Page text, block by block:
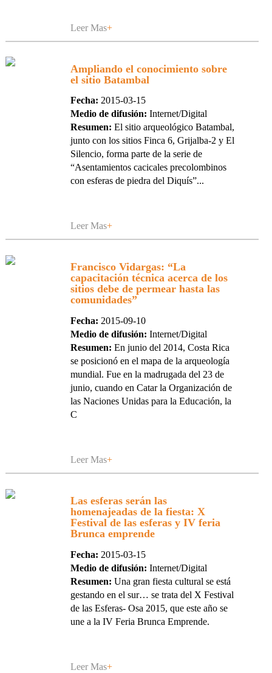
Leer Mas+
Ampliando el conocimiento sobre
el sitio Batambal
Fecha: 2015-03-15
Medio de difusión: Internet/Digital
Resumen: El sitio arqueológico Batambal,
junto con los sitios Finca 6, Grijalba-2 y El
Silencio, forma parte de la serie de
“Asentamientos cacicales precolombinos
con esferas de piedra del Diquís”...
Leer Mas+
Francisco Vidargas: “La
capacitación técnica acerca de los
sitios debe de permear hasta las
comunidades”
Fecha: 2015-09-10
Medio de difusión: Internet/Digital
Resumen: En junio del 2014, Costa Rica
se posicionó en el mapa de la arqueología
mundial. Fue en la madrugada del 23 de
junio, cuando en Catar la Organización de
las Naciones Unidas para la Educación, la
C
Leer Mas+
Las esferas serán las
homenajeadas de la fiesta: X
Festival de las esferas y IV feria
Brunca emprende
Fecha: 2015-03-15
Medio de difusión: Internet/Digital
Resumen: Una gran fiesta cultural se está
gestando en el sur… se trata del X Festival
de las Esferas- Osa 2015, que este año se
une a la IV Feria Brunca Emprende.
Leer Mas+